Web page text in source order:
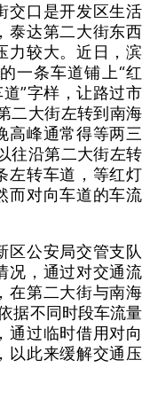
交口是开发区生活
泰达第二大街东西
力较大。近日，滨
一条车道铺上“红
”字样，让路过市
二大街左转到南海
高峰通常得等两三
往沿第二大街左转
左转车道，等红灯
而对向车道的车流
区公安局交管支队
况，通过对交通流
在第二大街与南海
据不同时段车流量
通过临时借用对向
以此来缓解交通压